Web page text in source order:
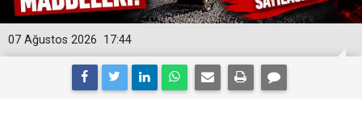
17:44
07 Ağustos 2026